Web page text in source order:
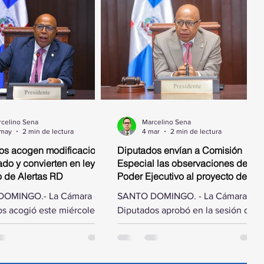
acogen modificaciones
y convierten en ley
de Alertas RD
La Cámara de
acogió este miércoles
hechas por el
la República al proyecto
Sena
2 min de lectura
Diputados envían a Comisión
Especial las observaciones del
Poder Ejecutivo al proyecto de ley
por obras ejecutadas
SANTO DOMINGO. - La Cámara de
Diputados aprobó en la sesión de
este miércoles designar una
comisión especial para estudiar las
Marcelino Sena
4 mar
2 min de lectura